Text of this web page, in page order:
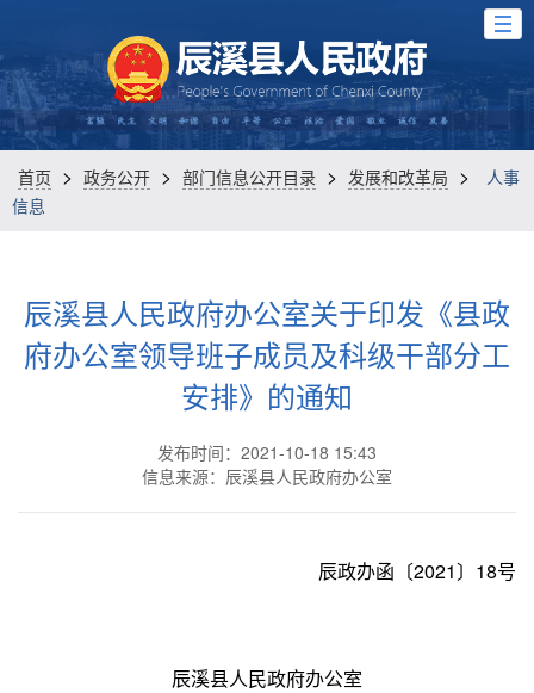
首页 > 政务公开 > 部门信息公开目录 > 发展和改革局 >
人事
信息
辰溪县人民政府办公室关于印发《县政
府办公室领导班子成员及科级干部分工
安排》的通知
发布时间：2021-10-18 15:43
信息来源：辰溪县人民政府办公室
辰政办函〔2021〕18号
辰溪县人民政府办公室